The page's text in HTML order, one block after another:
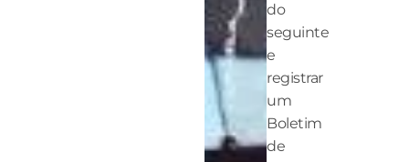
do
seguinte
e
registrar
um
Boletim
de